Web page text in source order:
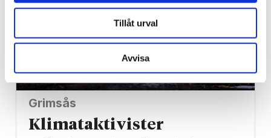
Tillåt urval
Avvisa
Grimsås
Klimat­aktivister